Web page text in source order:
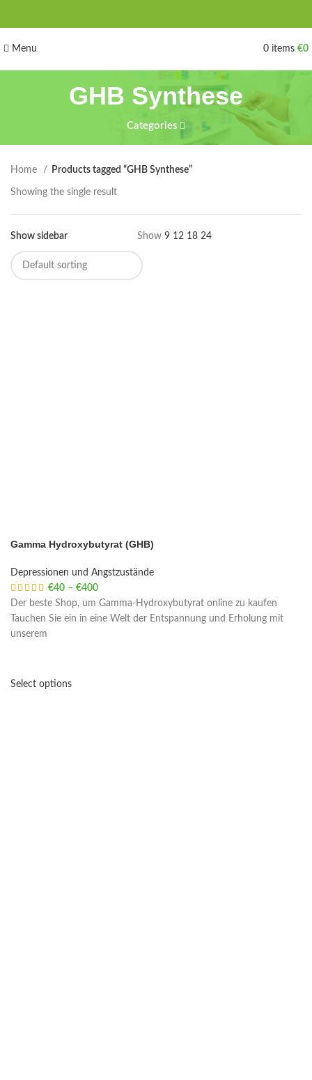
Menu 0 items €0
GHB Synthese
Categories
Home Products tagged “GHB Synthese”
Showing the single result
Show sidebar Show 9 12 18 24
Gamma Hydroxybutyrat (GHB)
Depressionen und Angstzustände
€40 – €400
Der beste Shop, um Gamma-Hydroxybutyrat online zu kaufen
Tauchen Sie ein in eine Welt der Entspannung und Erholung mit
unserem
Select options